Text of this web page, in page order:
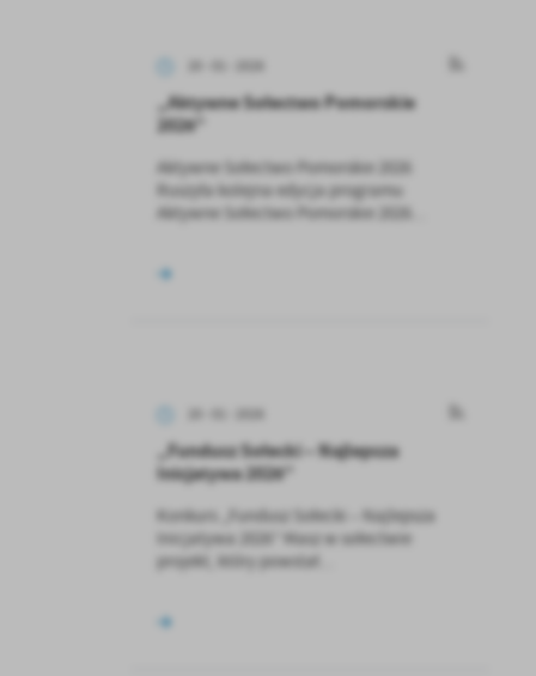
„Aktywne Sołectwo Pomorskie
2026”
Aktywne Sołectwo Pomorskie 2026
Ruszyła kolejna edycja programu
Aktywne Sołectwo Pomorskie 2026...
„Fundusz Sołecki – Najlepsza
Inicjatywa 2026”
Konkurs „Fundusz Sołecki – Najlepsza
Inicjatywa 2026” Masz w sołectwie
projekt, który powstał...